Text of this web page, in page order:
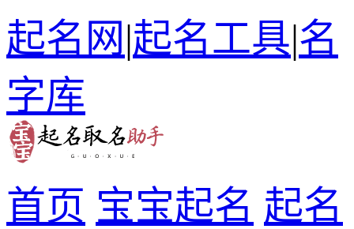
起名网|起名工具|名
字库
首页 宝宝起名 起名